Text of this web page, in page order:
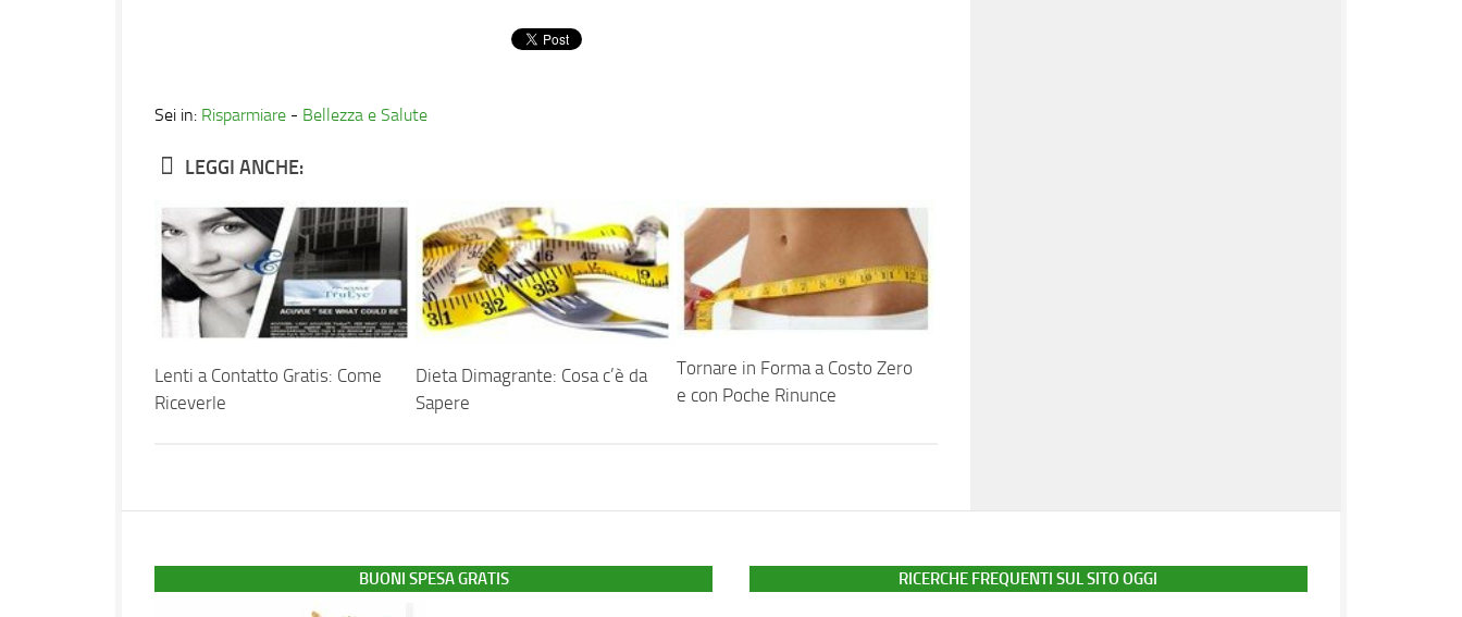
Sei in: Risparmiare - Bellezza e Salute
LEGGI ANCHE:
Lenti a Contatto Gratis: Come
Riceverle
Dieta Dimagrante: Cosa c’è da
Sapere
Tornare in Forma a Costo Zero
e con Poche Rinunce
BUONI SPESA GRATIS RICERCHE FREQUENTI SUL SITO OGGI